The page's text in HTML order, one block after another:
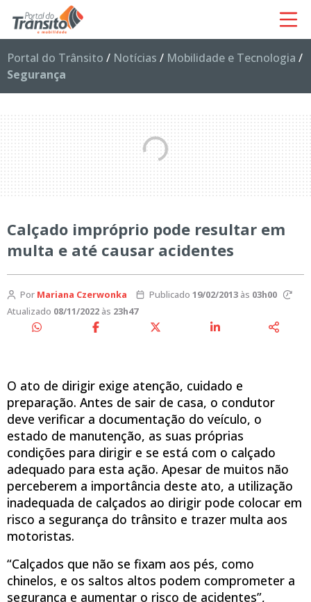
Portal do Trânsito / Notícias / Mobilidade e Tecnologia /
Segurança
Calçado impróprio pode resultar em
multa e até causar acidentes
Por Mariana Czerwonka Publicado 19/02/2013às 03h00
Atualizado 08/11/2022 às 23h47
O ato de dirigir exige atenção, cuidado e
preparação. Antes de sair de casa, o condutor
deve verificar a documentação do veículo, o
estado de manutenção, as suas próprias
condições para dirigir e se está com o calçado
adequado para esta ação. Apesar de muitos não
perceberem a importância deste ato, a utilização
inadequada de calçados ao dirigir pode colocar em
risco a segurança do trânsito e trazer multa aos
motoristas.
“Calçados que não se fixam aos pés, como
chinelos, e os saltos altos podem comprometer a
segurança e aumentar o risco de acidentes”,